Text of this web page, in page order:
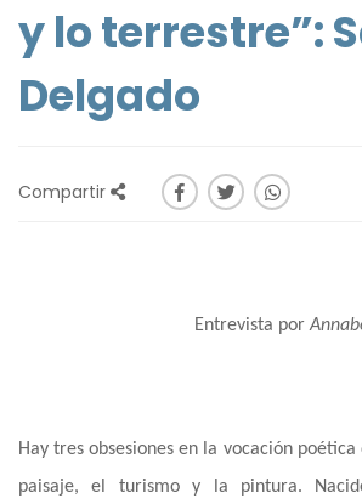
y lo terrestre”:
Delgado
Compartir
Entrevista por
Hay tres obsesiones en la vocación poética
paisaje, el turismo y la pintura.